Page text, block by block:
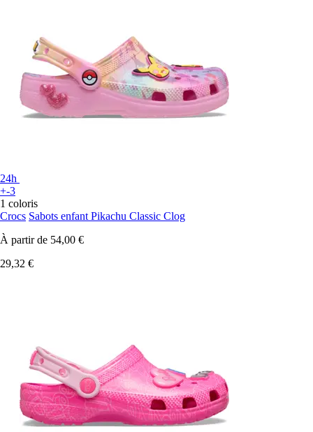
24h
+-3
1 coloris
Crocs Sabots enfant Pikachu Classic Clog
À partir de 54,00 €
29,32 €